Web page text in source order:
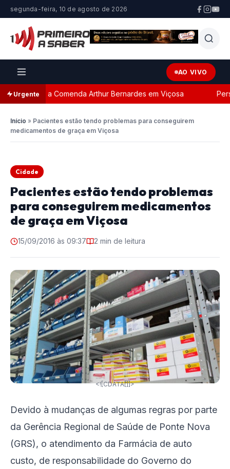
segunda-feira, 10 de agosto de 2026
AO VIVO
Urgente
com a Comenda Arthur Bernardes em Viçosa
Início » Pacientes estão tendo problemas para conseguirem
medicamentos de graça em Viçosa
Cidade
Pacientes estão tendo problemas
para conseguirem medicamentos
de graça em Viçosa
15/09/2016 às 09:37 2 min de leitura
<![CDATA[]]>
Devido à mudanças de algumas regras por parte
da Gerência Regional de Saúde de Ponte Nova
(GRS), o atendimento da Farmácia de auto
custo, de responsabilidade do Governo do